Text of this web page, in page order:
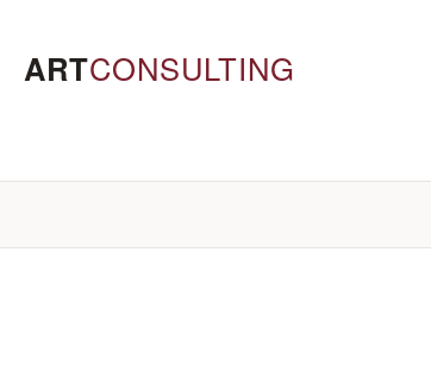
ARTCONSULTING